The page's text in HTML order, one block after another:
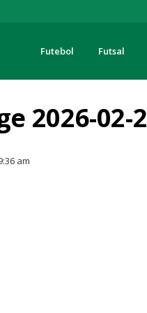
Futebol Futsal
2026-02-
am